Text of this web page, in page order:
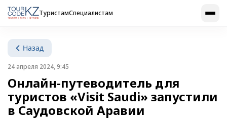
ТуристамСпециалистам
Назад
24 апреля 2024, 9:45
Онлайн-путеводитель для
туристов «Visit Saudi» запустили
в Саудовской Аравии